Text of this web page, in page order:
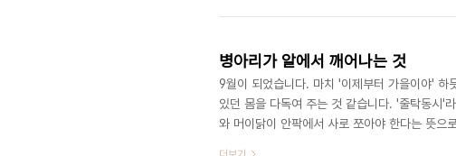
병아리가 알에서 깨어나는 것
9월이 되었습니다. 마치 '이제부터 가을이야' 하
있던 몸을 다독여 주는 것 같습니다. '줄탁동시'
와 머이닭이 안팍에서 사로 쪼아야 한다는 뜻으